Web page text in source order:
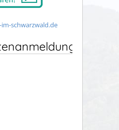
schwarzwald.de